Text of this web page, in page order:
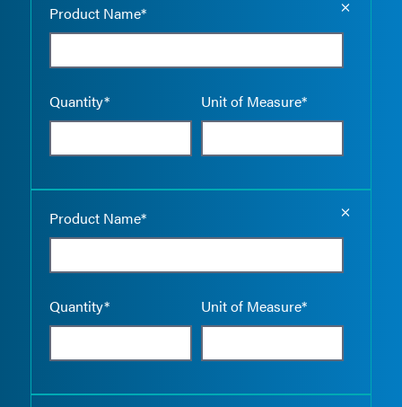
Product Name*
Quantity* Unit of Measure*
Product Name*
Quantity* Unit of Measure*